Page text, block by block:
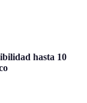
hasta 10